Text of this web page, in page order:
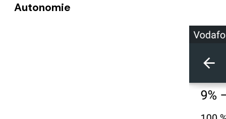
Autonomie